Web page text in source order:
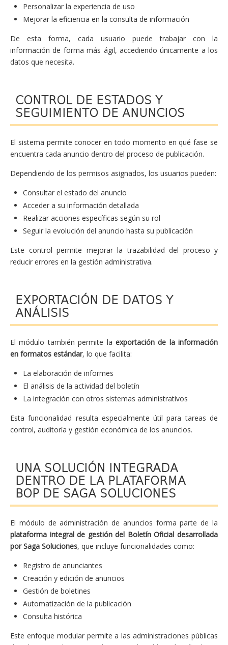
Personalizar la experiencia de uso
Mejorar la eficiencia en la consulta de información
De esta forma, cada usuario puede trabajar con la
información de forma más ágil, accediendo únicamente a los
datos que necesita.
CONTROL DE ESTADOS Y
SEGUIMIENTO DE ANUNCIOS
El sistema permite conocer en todo momento en qué fase se
encuentra cada anuncio dentro del proceso de publicación.
Dependiendo de los permisos asignados, los usuarios pueden:
Consultar el estado del anuncio
Acceder a su información detallada
Realizar acciones específicas según su rol
Seguir la evolución del anuncio hasta su publicación
Este control permite mejorar la trazabilidad del proceso y
reducir errores en la gestión administrativa.
EXPORTACIÓN DE DATOS Y
ANÁLISIS
El módulo también permite la exportación de la información
en formatos estándar, lo que facilita:
La elaboración de informes
El análisis de la actividad del boletín
La integración con otros sistemas administrativos
Esta funcionalidad resulta especialmente útil para tareas de
control, auditoría y gestión económica de los anuncios.
UNA SOLUCIÓN INTEGRADA
DENTRO DE LA PLATAFORMA
BOP DE SAGA SOLUCIONES
El módulo de administración de anuncios forma parte de la
plataforma integral de gestión del Boletín Oficial desarrollada
por Saga Soluciones, que incluye funcionalidades como:
Registro de anunciantes
Creación y edición de anuncios
Gestión de boletines
Automatización de la publicación
Consulta histórica
Este enfoque modular permite a las administraciones públicas